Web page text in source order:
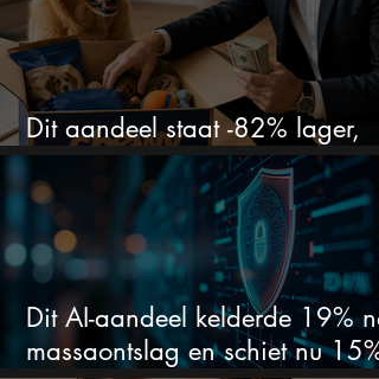
Dit aandeel staat -82% lager,
terwijl het bedrijf gewoon groeit
Dit AI-aandeel kelderde 19% na
massaontslag en schiet nu 15%